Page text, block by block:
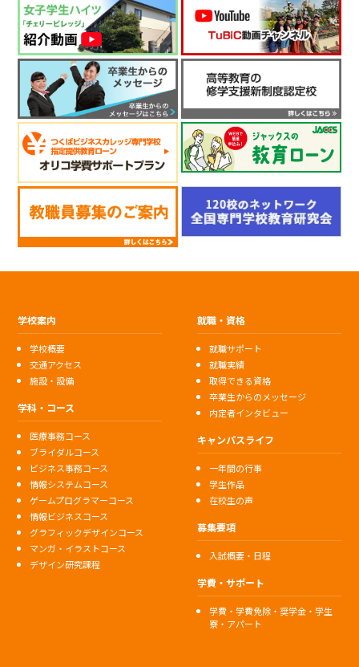
学校案内
学校概要
交通アクセス
施設・設備
学科・コース
医療事務コース
ブライダルコース
ビジネス事務コース
情報システムコース
ゲームプログラマーコース
情報ビジネスコース
グラフィックデザインコース
マンガ・イラストコース
デザイン研究課程
就職・資格
就職サポート
就職実績
取得できる資格
卒業生からのメッセージ
内定者インタビュー
キャンパスライフ
一年間の行事
学生作品
在校生の声
募集要項
入試概要・日程
学費・サポート
学費・学費免除・奨学金・学生
寮・アパート